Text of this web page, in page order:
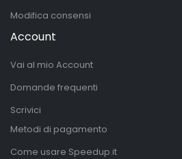
Modifica consensi
Account
Vai al mio Account
Domande frequenti
Scrivici
Metodi di pagamento
Come usare Speedup.it